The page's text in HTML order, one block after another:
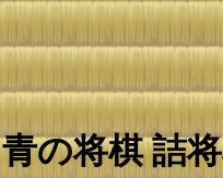
青の将棋 詰